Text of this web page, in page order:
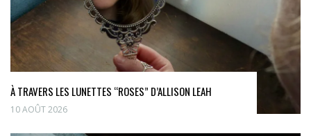
À TRAVERS LES LUNETTES “ROSES” D’ALLISON LEAH
10 AOÛT 2026